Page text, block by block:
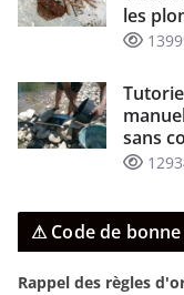
les
sans
⚠ Code de
Rappel des règles